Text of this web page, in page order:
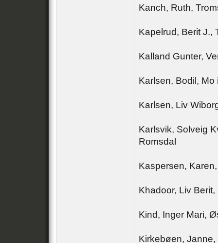
Kanch, Ruth,
Kapelrud, Berit J.,
Kalland Gunter,
Karlsen, Bodil, Mo
Karlsen, Liv
Karlsvik, Solveig
Romsdal
Kaspersen,
Khadoor, Liv
Kind, Inger Mari,
Kirkebøen,